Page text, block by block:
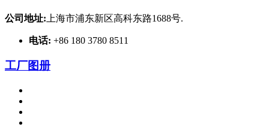
公司地址: 上海市浦东新区高科东路1688号.
电话: +86 180 3780 8511
工厂图册